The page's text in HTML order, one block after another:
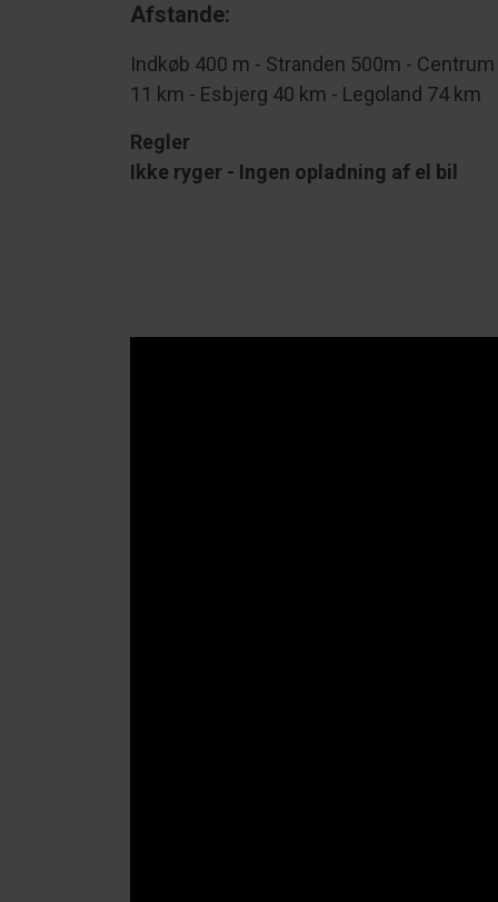
Afstande:
Indkøb 400 m - Stranden 500m -
11 km - Esbjerg 40 km - Legoland 74 km
Regler
Ikke ryger - Ingen opladning af el bil